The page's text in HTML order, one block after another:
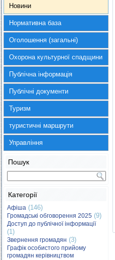
Новини
Нормативна база
Оголошення (загальні)
Охорона культурної спадщини
Публічна інформація
Публічні документи
Туризм
туристичні маршрути
Управління
Пошук
Категорії
Афіша (146)
Громадські обговорення 2025 (9)
Доступ до публічної інформації
(1)
Звернення громадян (3)
Графік особистого прийому
громадян керівництвом